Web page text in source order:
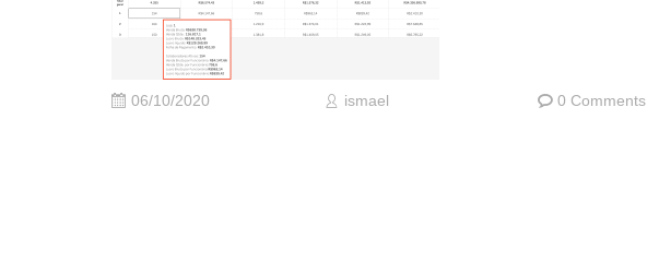
06/10/2020 ismael 0 Comments